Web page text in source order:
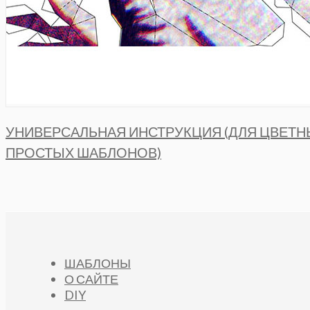
УНИВЕРСАЛЬНАЯ ИНСТРУКЦИЯ (ДЛЯ
ПРОСТЫХ ШАБЛОНОВ)
ШАБЛОНЫ
О САЙТЕ
DIY